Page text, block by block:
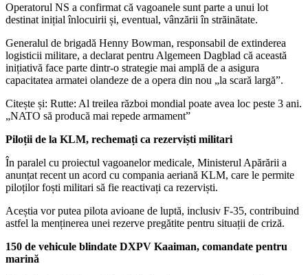
Operatorul NS a confirmat că vagoanele sunt parte a unui lot
destinat inițial înlocuirii și, eventual, vânzării în străinătate.
Generalul de brigadă Henny Bowman, responsabil de extinderea
logisticii militare, a declarat pentru Algemeen Dagblad că această
inițiativă face parte dintr-o strategie mai amplă de a asigura
capacitatea armatei olandeze de a opera din nou „la scară largă”.
Citește și: Rutte: Al treilea război mondial poate avea loc peste 3 ani.
„NATO să producă mai repede armament”
Piloții de la KLM, rechemați ca rezerviști militari
În paralel cu proiectul vagoanelor medicale, Ministerul Apărării a
anunțat recent un acord cu compania aeriană KLM, care le permite
piloților foști militari să fie reactivați ca rezerviști.
Aceștia vor putea pilota avioane de luptă, inclusiv F-35, contribuind
astfel la menținerea unei rezerve pregătite pentru situații de criză.
150 de vehicule blindate DXPV Kaaiman, comandate pentru
marină